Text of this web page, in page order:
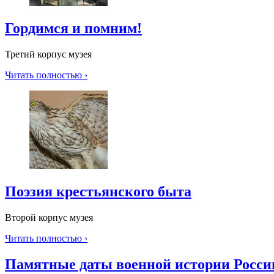
Гордимся и помним!
Третий корпус музея
Читать полностью ›
Поэзия крестьянского быта
Второй корпус музея
Читать полностью ›
Памятные даты военной истории